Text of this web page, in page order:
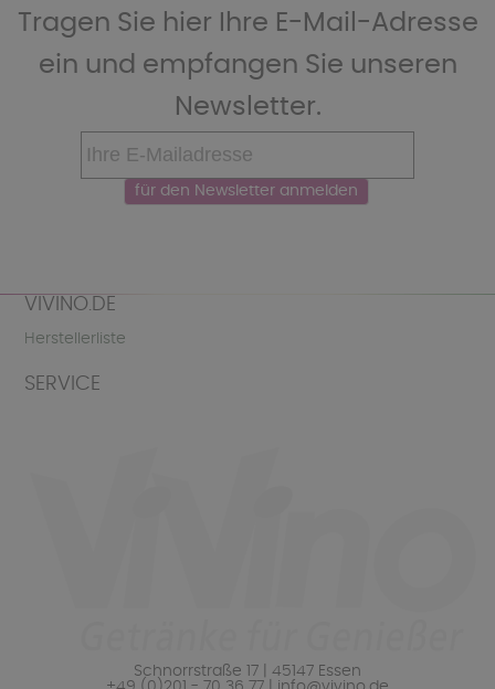
Tragen Sie hier Ihre E-Mail-Adresse
ein und empfangen Sie unseren
Newsletter.
VIVINO.DE
Herstellerliste
SERVICE
Schnorrstraße 17 | 45147 Essen